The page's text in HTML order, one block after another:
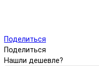
Поделиться
Поделиться
Нашли дешевле?